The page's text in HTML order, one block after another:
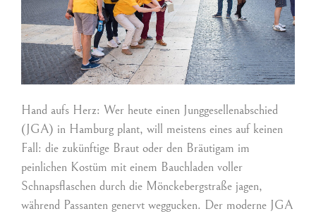
Hand aufs Herz: Wer heute einen Junggesellenabschied
(JGA) in Hamburg plant, will meistens eines auf keinen
Fall: die zukünftige Braut oder den Bräutigam im
peinlichen Kostüm mit einem Bauchladen voller
Schnapsflaschen durch die Mönckebergstraße jagen,
während Passanten genervt weggucken. Der moderne JGA